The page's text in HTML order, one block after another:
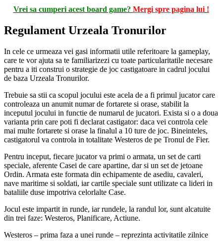
Vrei sa cumperi acest board game? Mergi spre pagina lui!
Regulament Urzeala Tronurilor
In cele ce urmeaza vei gasi informatii utile referitoare la gameplay,
care te vor ajuta sa te familiarizezi cu toate particularitatile necesare
pentru a iti construi o strategie de joc castigatoare in cadrul jocului
de baza Urzeala Tronurilor.
Trebuie sa stii ca scopul jocului este acela de a fi primul jucator care
controleaza un anumit numar de fortarete si orase, stabilit la
inceputul jocului in functie de numarul de jucatori. Exista si o a doua
varianta prin care poti fi declarat castigator: daca vei controla cele
mai multe fortarete si orase la finalul a 10 ture de joc. Bineinteles,
castigatorul va controla in totalitate Westeros de pe Tronul de Fier.
Pentru inceput, fiecare jucator va primi o armata, un set de carti
speciale, aferente Casei de care apartine, dar si un set de jetoane
Ordin. Armata este formata din echipamente de asediu, cavaleri,
nave maritime si soldati, iar cartile speciale sunt utilizate ca lideri in
bataliile duse impotriva celorlalte Case.
Jocul este impartit in runde, iar rundele, la randul lor, sunt alcatuite
din trei faze: Westeros, Planificare, Actiune.
Westeros – prima faza a unei runde – reprezinta activitatile zilnice